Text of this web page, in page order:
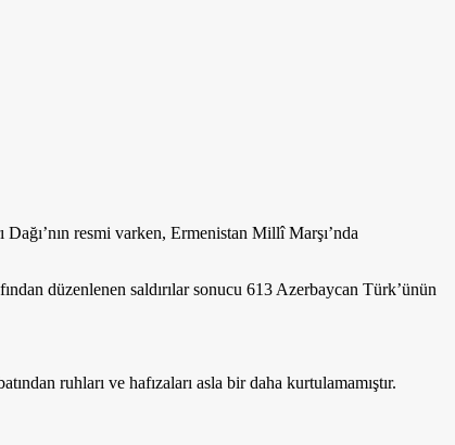
resmi varken, Ermenistan Millî Marşı’nda
düzenlenen saldırılar sonucu 613 Azerbaycan Türk’ünün
ruhları ve hafızaları asla bir daha kurtulamamıştır.